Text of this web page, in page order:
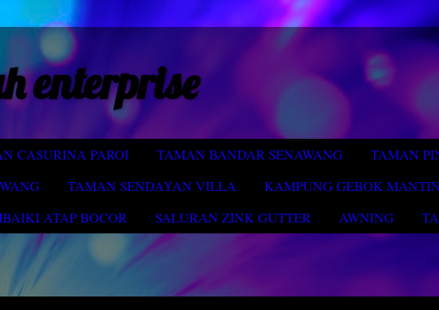
enterprise
CASURINA PAROI TAMAN BANDAR SENAWANG
TAMAN
TAMAN SENDAYAN VILLA KAMPUNG GEBOK
ATAP BOCOR SALURAN ZINK GUTTER AWNING